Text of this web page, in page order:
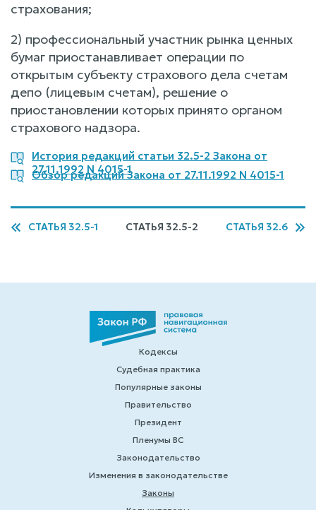
страхования;
2) профессиональный участник рынка ценных
бумаг приостанавливает операции по
открытым субъекту страхового дела счетам
депо (лицевым счетам), решение о
приостановлении которых принято органом
страхового надзора.
История редакций статьи 32.5-2 Закона от
27.11.1992 N 4015-1
Обзор редакций Закона от 27.11.1992 N 4015-1
СТАТЬЯ 32.5-1 СТАТЬЯ 32.5-2 СТАТЬЯ 32.6
Кодексы
Судебная практика
Популярные законы
Правительство
Президент
Пленумы ВС
Законодательство
Изменения в законодательстве
Законы